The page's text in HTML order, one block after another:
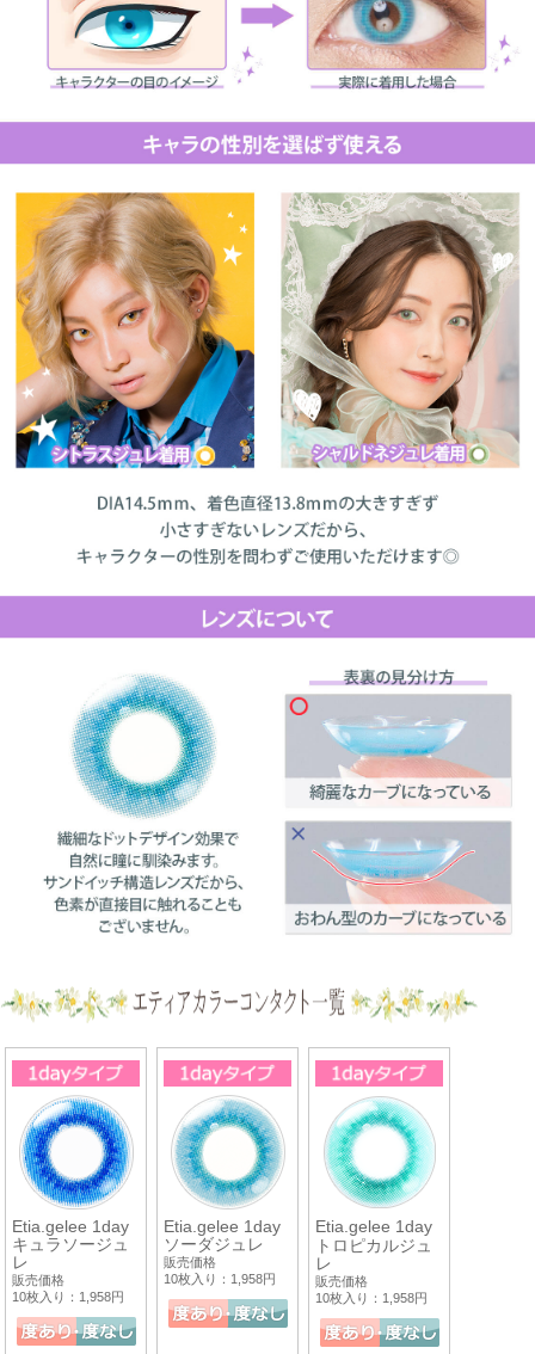
Etia.gelee 1day
キュラソージュ
レ
販売価格
10枚入り：1,958円
Etia.gelee 1day
ソーダジュレ
販売価格
10枚入り：1,958円
Etia.gelee 1day
トロピカルジュ
レ
販売価格
10枚入り：1,958円